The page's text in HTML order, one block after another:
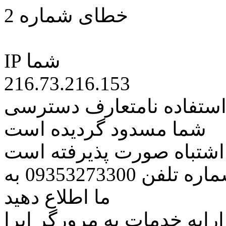
خطای شماره 2
IP شما
216.73.216.153
نامتعارف دسترسی
شما مسدود گردیده است
اشتباه صورت پذیرفته است
مراتب این مسئله را از طریق شماره تلفن 09353273300 به
ما اطلاع دهید
خدمات به مرورگر اپرا